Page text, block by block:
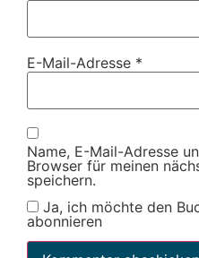
E-Mail-Adresse *
Name, E-Mail-Adresse
Browser für meinen
speichern.
Ja, ich möchte den
abonnieren